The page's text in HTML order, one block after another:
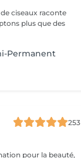
ciseaux raconte
plus que des
Permanent
253
pour la beauté,